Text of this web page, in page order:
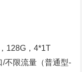
128G，4*1T
不限流量（普通型-